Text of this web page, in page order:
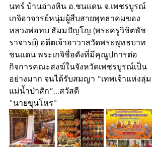
นทร์ บ้านอ่างหิน อ.ชนแดน จ.เพชรบูรณ์
เกจิอาจารย์หนุ่มผู้สืบสายพุทธาคมของ
หลวงพ่อทบ ธัมมปัญโญ (พระครูวิชิตพัช
ราจารย์) อดีตเจ้าอาวาสวัดพระพุทธบาท
ชนแดน พระเกจิชื่อดังที่มีคุณูปการต่อ
กิจการคณะสงฆ์ในจังหวัดเพชรบูรณ์เป็น
อย่างมาก จนได้รับสมญา “เทพเจ้าแห่งลุ่ม
แม่น้ำป่าสัก”...สวัสดี
"นายขุนโหร"